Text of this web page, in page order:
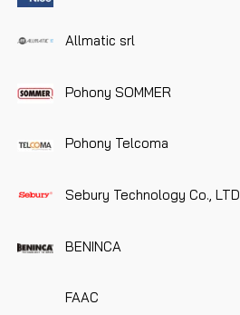
Allmatic srl
Pohony SOMMER
Pohony Telcoma
Sebury Technology Co., LTD
BENINCA
FAAC